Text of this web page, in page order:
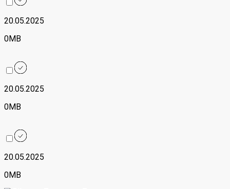
20.05.2025
0MB
20.05.2025
0MB
20.05.2025
0MB